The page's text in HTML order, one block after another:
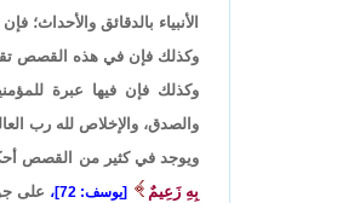
الأنبياء بالدقائق والأحداث؛
وكذلك فإن في هذه القصص
وكذلك فإن فيها عبرة
والصدق، والإخلاص لله رب
ويوجد في كثير من القصص
بِهِ زَعِيمٌ
[يوسف: 72]،
على